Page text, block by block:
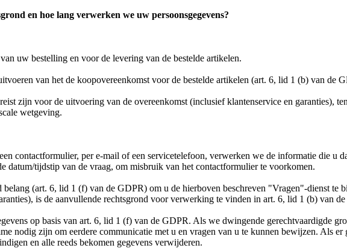
en hoe lang verwerken we uw persoonsgegevens?
uw bestelling en voor de levering van de bestelde artikelen.
van het de koopovereenkomst voor de bestelde artikelen (art. 6, lid 1 (b) van de
zijn voor de uitvoering van de overeenkomst (inclusief klantenservice en garanties),
wetgeving.
contactformulier, per e-mail of een servicetelefoon, verwerken we de informatie die u
datum/tijdstip van de vraag, om misbruik van het contactformulier te voorkomen.
(art. 6, lid 1 (f) van de GDPR) om u de hierboven beschreven "Vragen"-dienst te
is de aanvullende rechtsgrond voor verwerking te vinden in art. 6, lid 1 (b) van
op basis van art. 6, lid 1 (f) van de GDPR. Als we dwingende gerechtvaardigde
nodig zijn om eerdere communicatie met u en vragen van u te kunnen bewijzen. Als
en alle reeds bekomen gegevens verwijderen.